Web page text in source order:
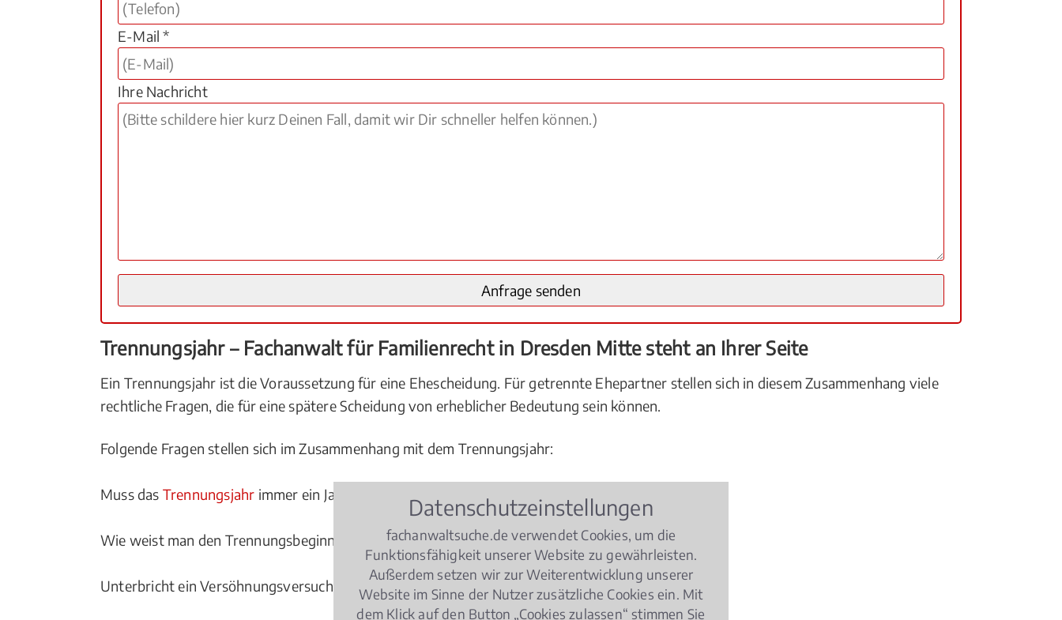
E-Mail *
Ihre Nachricht
Trennungsjahr – Fachanwalt für Familienrecht in Dresden Mitte steht an Ihrer Seite
Ein Trennungsjahr ist die Voraussetzung für eine Ehescheidung. Für getrennte Ehepartner stellen sich in diesem Zusammenhang viele
rechtliche Fragen, die für eine spätere Scheidung von erheblicher Bedeutung sein können.
Folgende Fragen stellen sich im Zusammenhang mit dem Trennungsjahr:
Muss das Trennungsjahr immer ein Jahr betragen?
Wie weist man den Trennungsbeginn nach?
Unterbricht ein Versöhnungsversuch das Trennungsjahr?
Datenschutzeinstellungen
fachanwaltsuche.de verwendet Cookies, um die
Funktionsfähigkeit unserer Website zu gewährleisten.
Außerdem setzen wir zur Weiterentwicklung unserer
Website im Sinne der Nutzer zusätzliche Cookies ein. Mit
dem Klick auf den Button „Cookies zulassen“ stimmen Sie